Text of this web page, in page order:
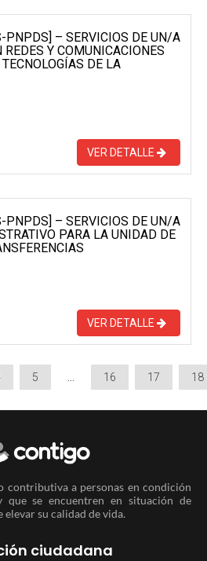
– SERVICIOS DE UN/A
Y COMUNICACIONES
DE LA
VER DETALLE
– SERVICIOS DE UN/A
PARA LA UNIDAD DE
VER DETALLE
5 16 17 18
contributiva a personas en condición
que se encuentren en situación de
elevar su calidad de vida.
ciudadana